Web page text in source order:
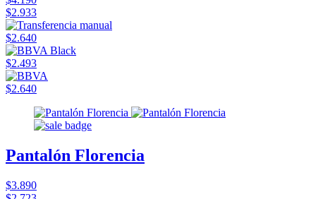
$2.933
$2.640
$2.493
$2.640
Pantalón Florencia
$3.890